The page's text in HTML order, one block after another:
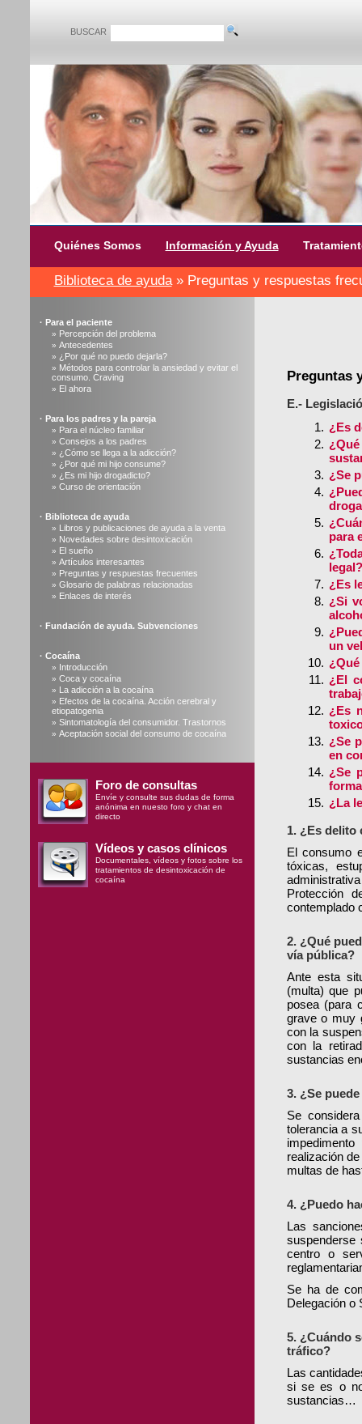
BUSCAR
Quiénes Somos Información y Ayuda
Biblioteca de ayuda» Preguntas y respuestas
· Para el paciente
» Percepción del problema
» Antecedentes
» ¿Por qué no puedo dejarla?
» Métodos para controlar la ansiedad y evitar el
consumo. Craving
» El ahora
· Para los padres y la pareja
» Para el núcleo familiar
» Consejos a los padres
» ¿Cómo se llega a la adicción?
» ¿Por qué mi hijo consume?
» ¿Es mi hijo drogadicto?
» Curso de orientación
· Biblioteca de ayuda
» Libros y publicaciones de ayuda a la venta
» Novedades sobre desintoxicación
» El sueño
» Artículos interesantes
» Preguntas y respuestas frecuentes
» Glosario de palabras relacionadas
» Enlaces de interés
· Fundación de ayuda. Subvenciones
· Cocaína
» Introducción
» Coca y cocaína
» La adicción a la cocaína
» Efectos de la cocaína. Acción cerebral y
etiopatogenia
» Sintomatología del consumidor. Trastornos
» Aceptación social del consumo de cocaína
Foro de consultas
Envíe y consulte sus dudas de forma
anónima en nuesto foro y chat en
directo
Vídeos y casos clínicos
Documentales, vídeos y fotos sobre los
tratamientos de desintoxicación de
cocaína
Preguntas
E.-
¿Es
¿Se
para
legal?
¿Es
¿Si
un
¿El
¿Es
¿Se
en
¿Se
¿La
1. ¿Es delito
El consumo
tóxicas,
Protección
contemplado
2. ¿Qué
vía pública?
Ante esta
(multa) que
posea (para
grave o muy
con la
con la
sustancias
3. ¿Se
Se
tolerancia a
realización
multas de
4. ¿Puedo
Las
centro o
Se ha de
Delegación o
5. ¿Cuándo
tráfico?
Las
si se es o
sustancias…